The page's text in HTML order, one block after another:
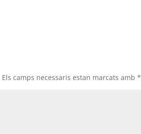
Els camps necessaris estan marcats amb*